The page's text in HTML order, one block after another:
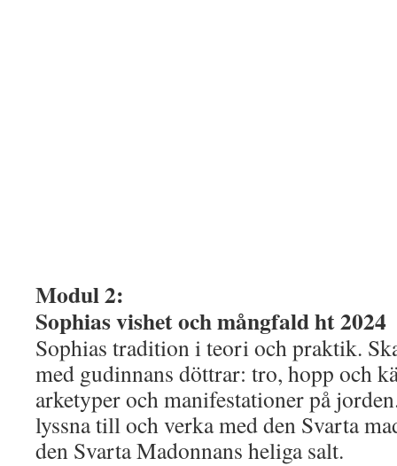
Modul 2:
Sophias vishet och mångfald ht 2024
Sophias tradition i teori och praktik.
med gudinnans döttrar: tro, hopp och
arketyper och manifestationer på
lyssna till och verka med den Svarta
den Svarta Madonnans heliga salt.